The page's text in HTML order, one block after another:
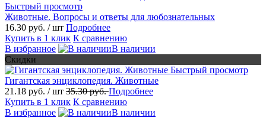
Быстрый просмотр
Животные. Вопросы и ответы для любознательных
16.30 руб. / шт Подробнее
Купить в 1 клик К сравнению
В избранное
В наличии
Скидки
Быстрый просмотр
Гигантская энциклопедия. Животные
21.18 руб. / шт 35.30 руб.Подробнее
Купить в 1 клик К сравнению
В избранное
В наличии